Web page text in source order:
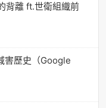
背離 ft.世衛組織前
害歷史（Google